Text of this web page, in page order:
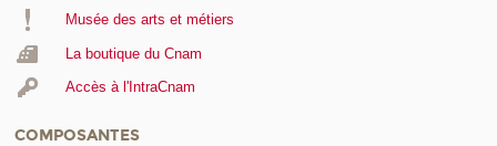
Musée des arts et métiers
La boutique du Cnam
Accès à l'IntraCnam
COMPOSANTES